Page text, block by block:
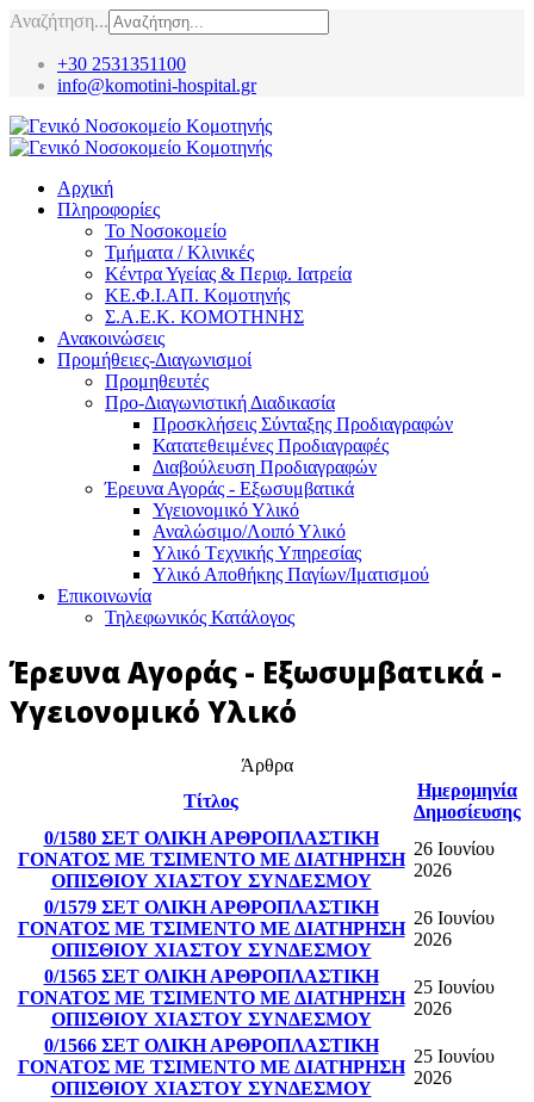
Αναζήτηση...
+30 2531351100
info@komotini-hospital.gr
Αρχική
Πληροφορίες
Το Νοσοκομείο
Τμήματα / Κλινικές
Κέντρα Υγείας & Περιφ. Ιατρεία
ΚΕ.Φ.Ι.ΑΠ. Κομοτηνής
Σ.Α.Ε.Κ. ΚΟΜΟΤΗΝΗΣ
Ανακοινώσεις
Προμήθειες-Διαγωνισμοί
Προμηθευτές
Προ-Διαγωνιστική Διαδικασία
Προσκλήσεις Σύνταξης Προδιαγραφών
Κατατεθειμένες Προδιαγραφές
Διαβούλευση Προδιαγραφών
Έρευνα Αγοράς - Εξωσυμβατικά
Υγειονομικό Υλικό
Αναλώσιμο/Λοιπό Υλικό
Υλικό Tεχνικής Yπηρεσίας
Υλικό Αποθήκης Παγίων/Ιματισμού
Επικοινωνία
Τηλεφωνικός Κατάλογος
Έρευνα Αγοράς - Εξωσυμβατικά -
Υγειονομικό Υλικό
Άρθρα
Τίτλος
Ημερομηνία
Δημοσίευσης
0/1580 ΣΕΤ ΟΛΙΚΗ ΑΡΘΡΟΠΛΑΣΤΙΚΗ
ΓΟΝΑΤΟΣ ΜΕ ΤΣΙΜΕΝΤΟ ΜΕ ΔΙΑΤΗΡΗΣΗ
ΟΠΙΣΘΙΟΥ ΧΙΑΣΤΟΥ ΣΥΝΔΕΣΜΟΥ
26 Ιουνίου
2026
0/1579 ΣΕΤ ΟΛΙΚΗ ΑΡΘΡΟΠΛΑΣΤΙΚΗ
ΓΟΝΑΤΟΣ ΜΕ ΤΣΙΜΕΝΤΟ ΜΕ ΔΙΑΤΗΡΗΣΗ
ΟΠΙΣΘΙΟΥ ΧΙΑΣΤΟΥ ΣΥΝΔΕΣΜΟΥ
26 Ιουνίου
2026
0/1565 ΣΕΤ ΟΛΙΚΗ ΑΡΘΡΟΠΛΑΣΤΙΚΗ
ΓΟΝΑΤΟΣ ΜΕ ΤΣΙΜΕΝΤΟ ΜΕ ΔΙΑΤΗΡΗΣΗ
ΟΠΙΣΘΙΟΥ ΧΙΑΣΤΟΥ ΣΥΝΔΕΣΜΟΥ
25 Ιουνίου
2026
0/1566 ΣΕΤ ΟΛΙΚΗ ΑΡΘΡΟΠΛΑΣΤΙΚΗ
ΓΟΝΑΤΟΣ ΜΕ ΤΣΙΜΕΝΤΟ ΜΕ ΔΙΑΤΗΡΗΣΗ
ΟΠΙΣΘΙΟΥ ΧΙΑΣΤΟΥ ΣΥΝΔΕΣΜΟΥ
25 Ιουνίου
2026